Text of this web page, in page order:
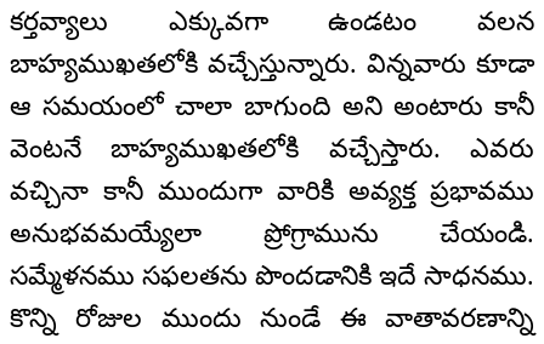
కర్తవ్యాలు ఎక్కువగా ఉండటం వలన
బాహ్యముఖతలోకి వచ్చేస్తున్నారు. విన్నవారు కూడా
ఆ సమయంలో చాలా బాగుంది అని అంటారు కానీ
వెంటనే బాహ్యముఖతలోకి వచ్చేస్తారు. ఎవరు
వచ్చినా కానీ ముందుగా వారికి అవ్యక్త ప్రభావము
అనుభవమయ్యేలా ప్రోగ్రామును చేయండి.
సమ్మేళనము సఫలతను పొందడానికి ఇదే సాధనము.
కొన్ని రోజుల ముందు నుండే ఈ వాతావరణాన్ని